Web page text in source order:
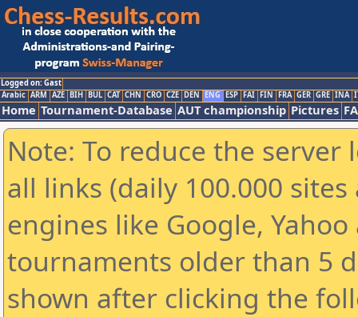
Logged on: Gast
Arabic ARM AZE BIH BUL CAT CHN CRO CZE DEN ENG ESP FAI FIN FRA GER GRE INA
Home Tournament-Database AUT championship Pictures
Note: To reduce the
all links (daily 100.000
engines like Google,
tournaments older than 5
shown after clicking the